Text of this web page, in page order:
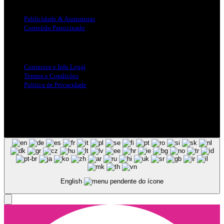
Publicidade & Assinaturas
Conteúdo Patrocinado
Contactos e Info Legal
Termos e Condições
Politica de Privacidade
English